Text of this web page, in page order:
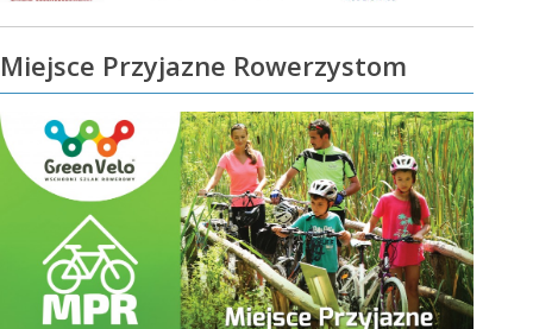
Miejsce Przyjazne Rowerzystom